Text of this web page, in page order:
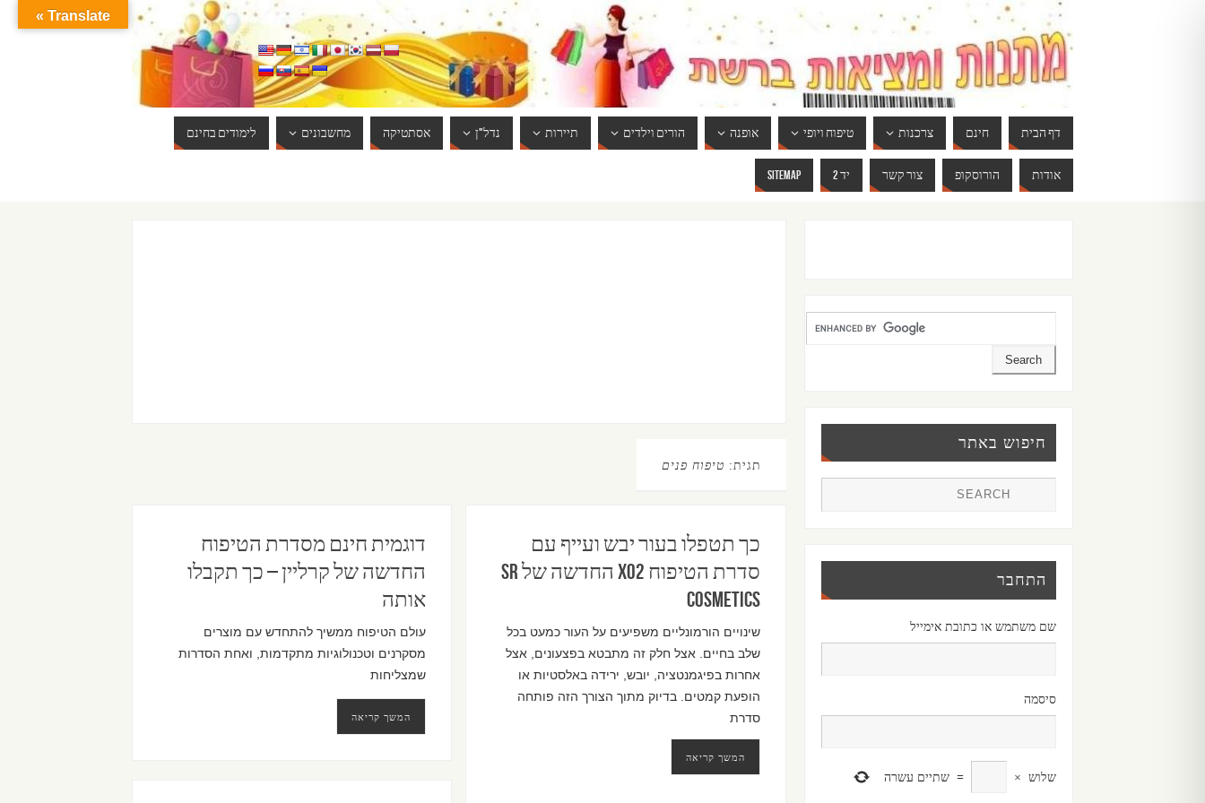
דף הבית חינם צרכנות טיפוח ויופי אופנה הורים וילדים תיירות נדל"ן אסתטיקה מחשבונים לימודים בחינם
אודות הורוסקופ צור קשר יד 2 SITEMAP
תגית: טיפוח פנים
דוגמית חינם מסדרת הטיפוח
החדשה של קרליין – כך תקבלו
אותה
עולם הטיפוח ממשיך להתחדש עם מוצרים
מסקרנים וטכנולוגיות מתקדמות, ואחת הסדרות
שמצליחות
המשך קריאה
כך תטפלו בעור יבש ועייף עם
סדרת הטיפוח XO2 החדשה של SR
Cosmetics
שינויים הורמונליים משפיעים על העור כמעט בכל
שלב בחיים. אצל חלק זה מתבטא בפצעונים, אצל
אחרות בפיגמנטציה, יובש, ירידה באלסטיות או
הופעת קמטים. בדיוק מתוך הצורך הזה פותחה
סדרת
המשך קריאה
חיפוש באתר
התחבר
שם משתמש או כתובת אימייל
סיסמה
שלוש ×
= שתיים עשרה
Translate »